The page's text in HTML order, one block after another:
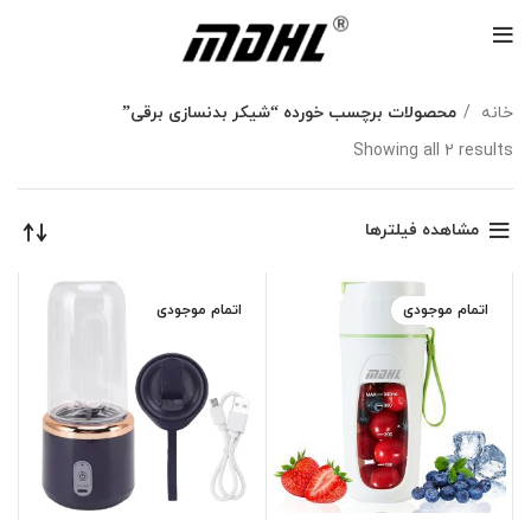
خانه
محصولات برچسب خورده “شیکر بدنسازی برقی”
Showing all 2 results
مشاهده فیلترها
اتمام موجودی اتمام موجودی